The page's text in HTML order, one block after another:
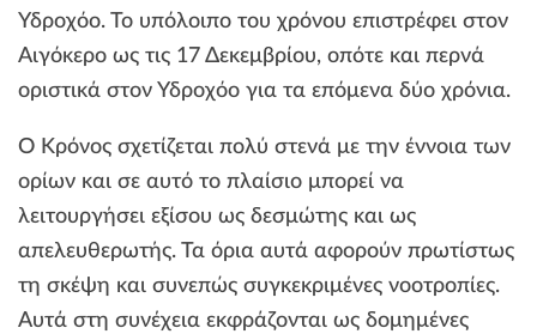
Υδροχόο. Το υπόλοιπο του χρόνου επιστρέφει στον
Αιγόκερο ως τις 17 Δεκεμβρίου, οπότε και περνά
οριστικά στον Υδροχόο για τα επόμενα δύο χρόνια.
Ο Κρόνος σχετίζεται πολύ στενά με την έννοια των
ορίων και σε αυτό το πλαίσιο μπορεί να
λειτουργήσει εξίσου ως δεσμώτης και ως
απελευθερωτής. Τα όρια αυτά αφορούν πρωτίστως
τη σκέψη και συνεπώς συγκεκριμένες νοοτροπίες.
Αυτά στη συνέχεια εκφράζονται ως δομημένες